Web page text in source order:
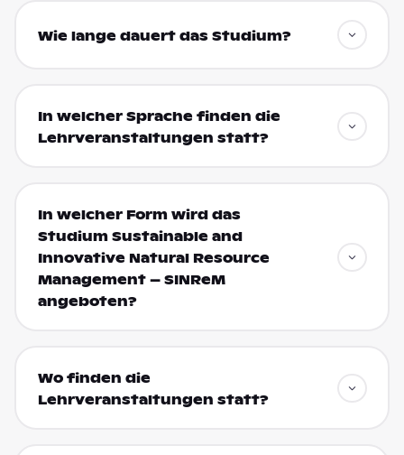
Wie lange dauert das Studium?
In welcher Sprache finden die
Lehrveranstaltungen statt?
In welcher Form wird das
Studium Sustainable and
Innovative Natural Resource
Management – SINReM
angeboten?
Wo finden die
Lehrveranstaltungen statt?